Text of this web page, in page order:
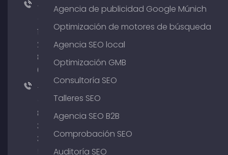
+49
176
204
801
64
+49
89
380
375
Agencia de publicidad Google Múnich
Optimización de motores de búsqueda
Agencia SEO local
Optimización GMB
Consultoría SEO
Talleres SEO
Agencia SEO B2B
Comprobación SEO
Auditoría SEO